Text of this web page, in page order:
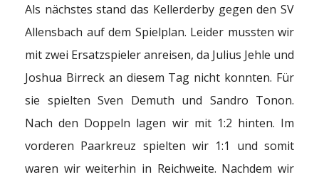
Als nächstes stand das Kellerderby gegen den SV
Allensbach auf dem Spielplan. Leider mussten wir
mit zwei Ersatzspieler anreisen, da Julius Jehle und
Joshua Birreck an diesem Tag nicht konnten. Für
sie spielten Sven Demuth und Sandro Tonon.
Nach den Doppeln lagen wir mit 1:2 hinten. Im
vorderen Paarkreuz spielten wir 1:1 und somit
waren wir weiterhin in Reichweite. Nachdem wir